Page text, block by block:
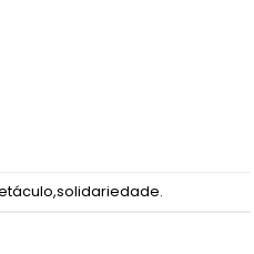
,solidariedade.